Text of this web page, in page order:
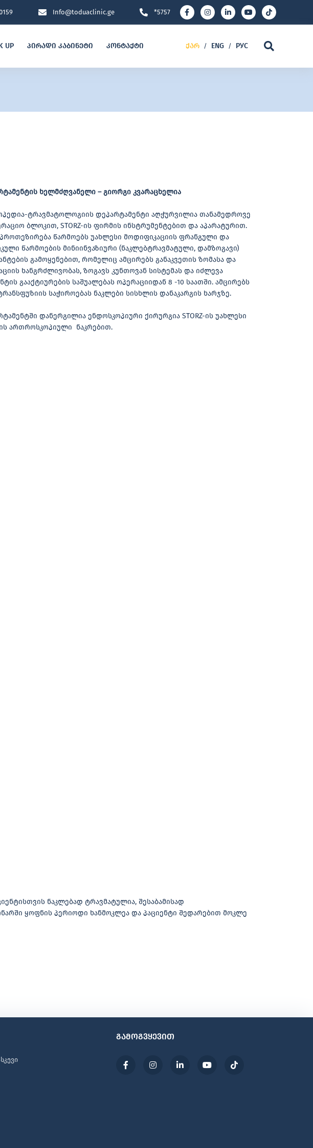
Info@toduaclinic.ge *5757
UP პირადი კაბინეტი კონტაქტი ქარ / ENG / РУС
ხელმძღვანელი – გიორგი კვარაცხელია
ტრავმატოლოგიის დეპარტამენტი აღჭურვილია თანამედროვე
ბლოკით, STORZ-ის ფირმის ინსტრუმენტებით და აპარატურით.
წარმოებს უახლესი მოდიფიკაციის ფრანგული და
წარმოების მინიინვაზიური (ნაკლებტრავმატული, დამზოგავი)
გამოყენებით, რომელიც ამცირებს განაკვეთის ზომასა და
ხანგრძლივობას, ზოგავს კუნთოვან სისტემას და იძლევა
გააქტიურების საშუალებას ოპერაციიდან 8 -10 საათში. ამცირებს
საჭიროებას ნაკლები სისხლის დანაკარგის ხარჯზე.
დანერგილია ენდოსკოპიური ქირურგია STORZ-ის უახლესი
ართროსკოპიული ნაკრებით.
ნაკლებად ტრავმატულია, შესაბამისად
ყოფნის პერიოდი ხანმოკლეა და პაციენტი შედარებით მოკლე
გამოგვყევით